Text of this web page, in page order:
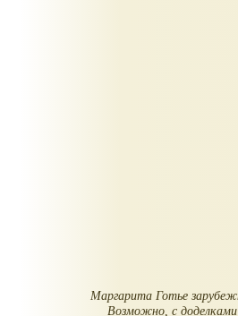
Маргарита Готье
Возможно, с доделками